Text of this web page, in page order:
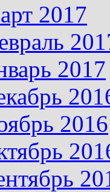
2017
2017
2016